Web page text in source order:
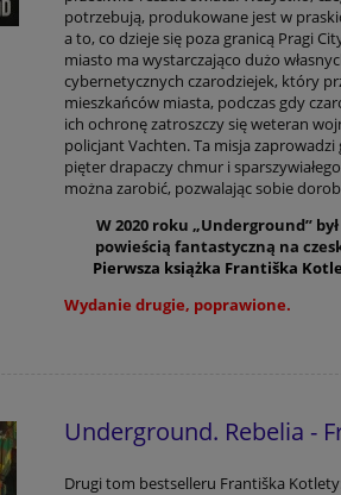
potrzebują, produkowane jest w
a to, co dzieje się poza granicą Pragi
miasto ma wystarczająco dużo
cybernetycznych czarodziejek, który
mieszkańców miasta, podczas gdy
ich ochronę zatroszczy się weteran
policjant Vachten. Ta misja
pięter drapaczy chmur i
można zarobić, pozwalając sobie
W 2020 roku „Underground”
powieścią fantastyczną na
Pierwsza książka Františka
Wydanie drugie, poprawione.
Underground. Rebelia -
Drugi tom bestselleru Františka